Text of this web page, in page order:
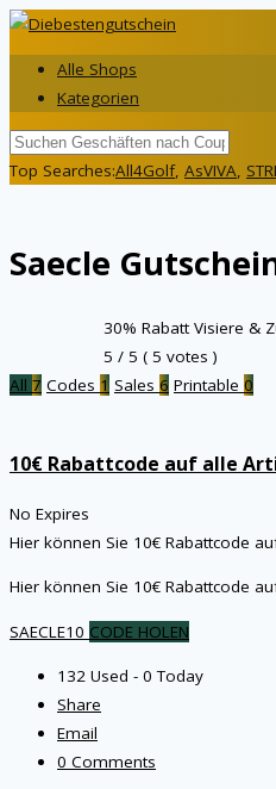
Alle Shops
Kategorien
Top Searches:All4Golf, AsVIVA,
Saecle
30% Rabatt Visiere &
5 / 5 ( 5 votes )
All 7 Codes 1 Sales 6 Printable 0
10€ Rabattcode auf alle
No Expires
Hier können Sie 10€ Rabattcode
Hier können Sie 10€ Rabattcode
SAECLE10 CODE HOLEN
132 Used - 0 Today
Share
Email
0 Comments